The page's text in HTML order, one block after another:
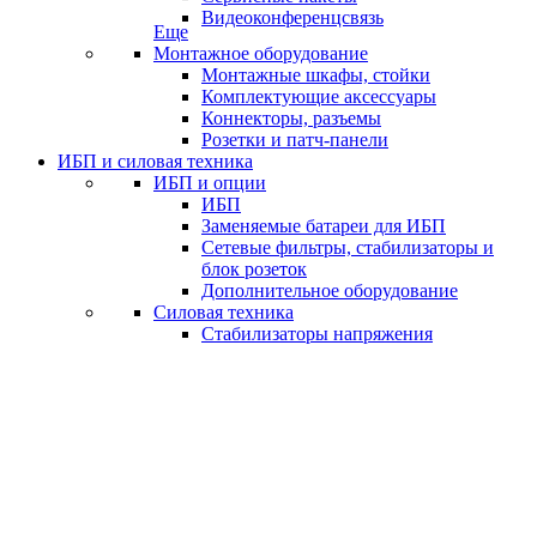
Видеоконференцсвязь
Еще
Монтажное оборудование
Монтажные шкафы, стойки
Комплектующие аксессуары
Коннекторы, разъемы
Розетки и патч-панели
ИБП и силовая техника
ИБП и опции
ИБП
Заменяемые батареи для ИБП
Сетевые фильтры, стабилизаторы и
блок розеток
Дополнительное оборудование
Силовая техника
Стабилизаторы напряжения